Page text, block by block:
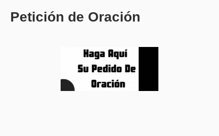
Petición de Oración